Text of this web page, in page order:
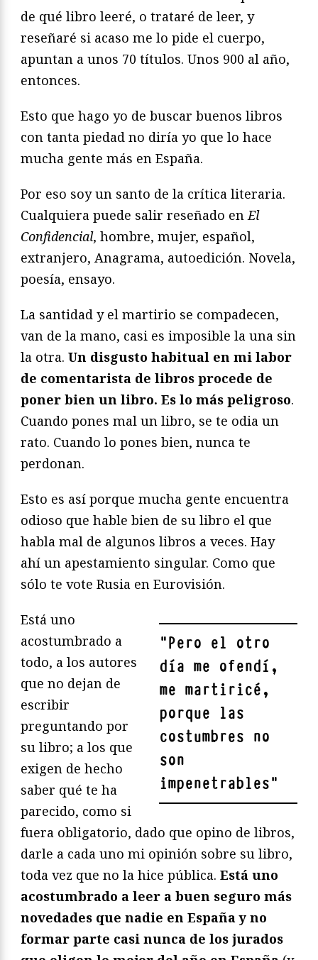
de qué libro leeré, o trataré de leer, y
reseñaré si acaso me lo pide el cuerpo,
apuntan a unos 70 títulos. Unos 900 al año,
entonces.
Esto que hago yo de buscar buenos libros
con tanta piedad no diría yo que lo hace
mucha gente más en España.
Por eso soy un santo de la crítica literaria.
Cualquiera puede salir reseñado enEl
Confidencial, hombre, mujer, español,
extranjero, Anagrama, autoedición. Novela,
poesía, ensayo.
La santidad y el martirio se compadecen,
van de la mano, casi es imposible la una sin
la otra. Un disgusto habitual en mi labor
de comentarista de libros procede de
poner bien un libro. Es lo más peligroso.
Cuando pones mal un libro, se te odia un
rato. Cuando lo pones bien, nunca te
perdonan.
Esto es así porque mucha gente encuentra
odioso que hable bien de su libro el que
habla mal de algunos libros a veces. Hay
ahí un apestamiento singular. Como que
sólo te vote Rusia en Eurovisión.
"Pero el otro
día me ofendí,
me martiricé,
porque las
costumbres no
son
impenetrables"
Está uno
acostumbrado a
todo, a los autores
que no dejan de
escribir
preguntando por
su libro; a los que
exigen de hecho
saber qué te ha
parecido, como si
fuera obligatorio, dado que opino de libros,
darle a cada uno mi opinión sobre su libro,
toda vez que no la hice pública. Está uno
acostumbrado a leer a buen seguro más
novedades que nadie en España y no
formar parte casi nunca de los jurados